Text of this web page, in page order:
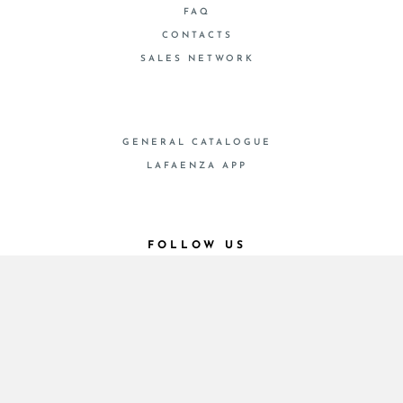
FAQ
CONTACTS
SALES NETWORK
GENERAL CATALOGUE
LAFAENZA APP
FOLLOW US